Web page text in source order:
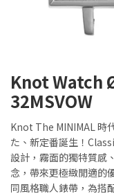
Knot Watch
32MSVOW
Knot The MINIMAL 時
た、新定番誕生！
設計，霧面的獨特質感
念，帶來更極緻閒適的
同風格職人錶帶，為搭